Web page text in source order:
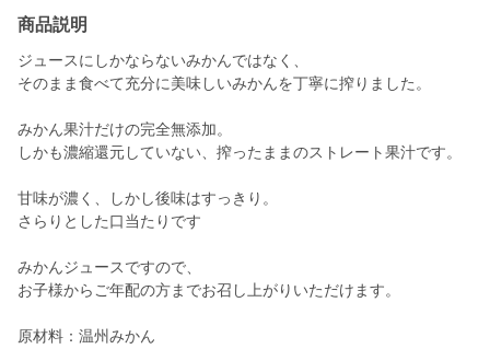
商品説明
ジュースにしかならないみかんではなく、
そのまま食べて充分に美味しいみかんを丁寧に搾りました。
みかん果汁だけの完全無添加。
しかも濃縮還元していない、搾ったままのストレート果汁です。
甘味が濃く、しかし後味はすっきり。
さらりとした口当たりです
みかんジュースですので、
お子様からご年配の方までお召し上がりいただけます。
原材料：温州みかん